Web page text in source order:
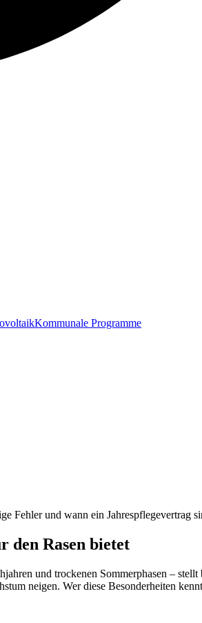
Kommunale Programme
Fehler und wann ein Jahrespflegevertrag
den Rasen bietet
und trockenen Sommerphasen –
neigen. Wer diese Besonderheiten